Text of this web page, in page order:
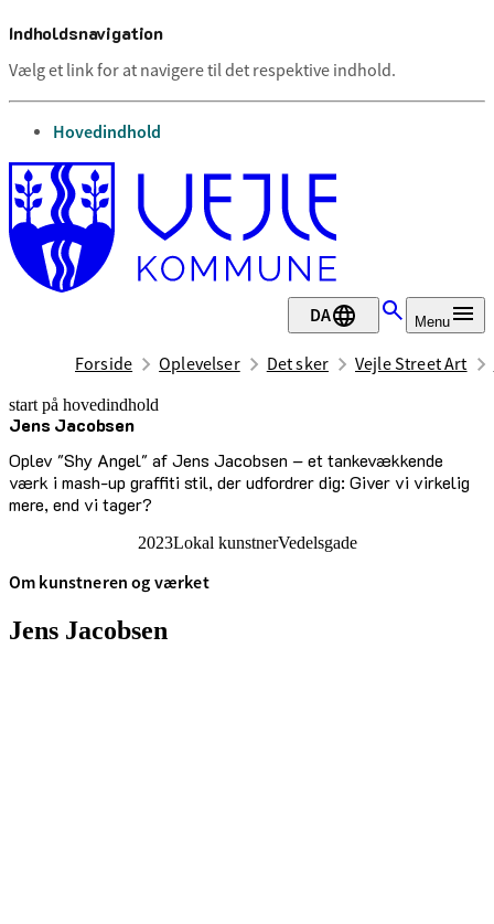
Indholdsnavigation
Vælg et link for at navigere til det respektive indhold.
gå til
Hovedindhold
DA Menu
Forside Oplevelser Det sker Vejle Street Art
start på hovedindhold
Jens Jacobsen
Oplev "Shy Angel" af Jens Jacobsen – et tankevækkende
værk i mash-up graffiti stil, der udfordrer dig: Giver vi virkelig
mere, end vi tager?
senest opdateret 17. februar 2026
2023Lokal kunstnerVedelsgade
Om kunstneren og værket
Jens Jacobsen